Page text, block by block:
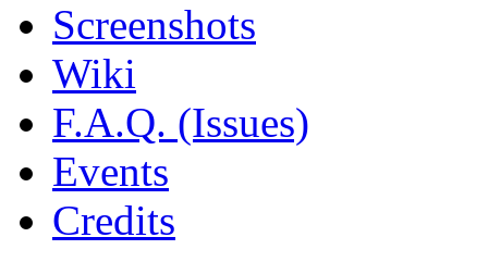
Screenshots
Wiki
F.A.Q. (Issues)
Events
Credits